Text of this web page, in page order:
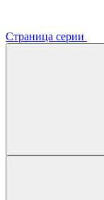
Страница серии